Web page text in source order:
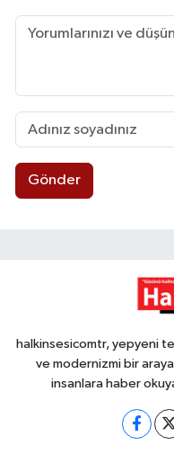
Gönder
halkinsesicomtr, yepyeni
ve modernizmi bir
insanlara haber